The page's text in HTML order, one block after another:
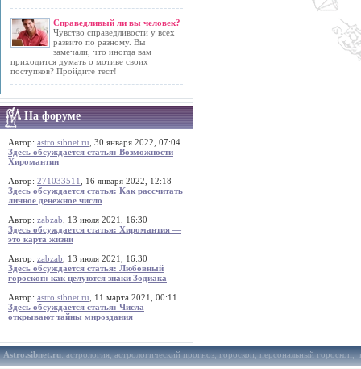
Справедливый ли вы человек?
Чувство справедливости у всех
развито по разному. Вы
замечали, что иногда вам
приходится думать о мотиве своих
поступков? Пройдите тест!
На форуме
Автор: astro.sibnet.ru , 30 января 2022, 07:04
Здесь обсуждается статья: Возможности
Хиромантии
Автор: 271033511
, 16 января 2022, 12:18
Здесь обсуждается статья: Как рассчитать
личное денежное число
Автор: zabzab , 13 июля 2021, 16:30
Здесь обсуждается статья: Хиромантия —
это карта жизни
Автор: zabzab , 13 июля 2021, 16:30
Здесь обсуждается статья: Любовный
гороскоп: как целуются знаки Зодиака
Автор: astro.sibnet.ru , 11 марта 2021, 00:11
Здесь обсуждается статья: Числа
открывают тайны мироздания
Astro.sibnet.ru:астрология,астрологический прогноз,гороскоп,персональный гороскоп,